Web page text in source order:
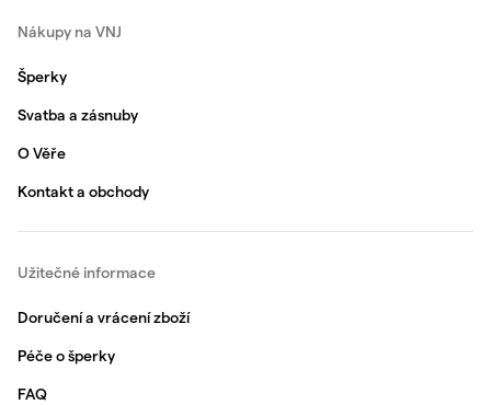
Nákupy na VNJ
Šperky
Svatba a zásnuby
O Věře
Kontakt a obchody
Užitečné informace
Doručení a vrácení zboží
Péče o šperky
FAQ